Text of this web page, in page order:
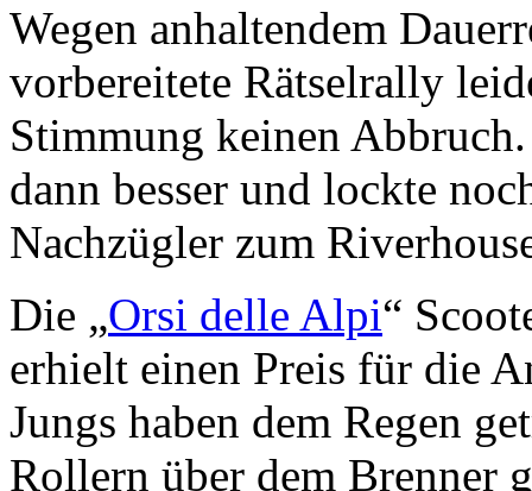
Wegen anhaltendem
vorbereitete Rätselrally
Stimmung keinen
dann besser und lockte
Nachzügler zum
Die „Orsi delle Alpi“
erhielt einen Preis für die
Jungs haben dem Regen
Rollern über dem Brenner